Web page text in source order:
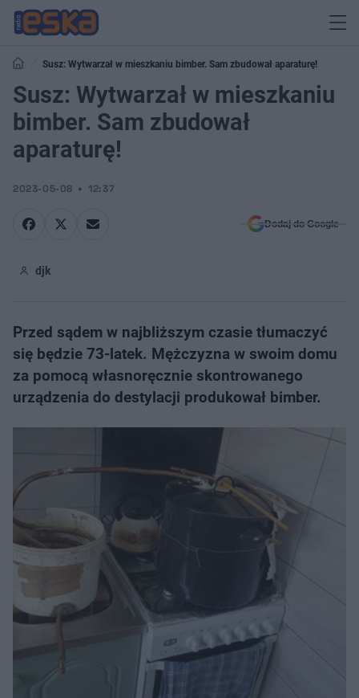
Susz: Wytwarzał w mieszkaniu bimber. Sam zbudował aparaturę!
Susz: Wytwarzał w mieszkaniu
bimber. Sam zbudował
aparaturę!
2023-05-08 12:37
Dodaj do Google
djk
Przed sądem w najbliższym czasie tłumaczyć
się będzie 73-latek. Mężczyzna w swoim domu
za pomocą własnoręcznie skontrowanego
urządzenia do destylacji produkował bimber.